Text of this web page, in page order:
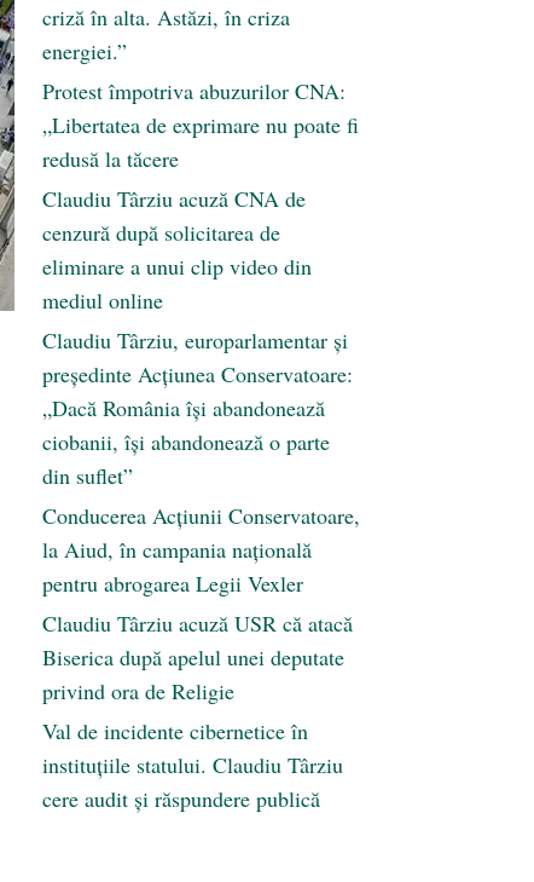
criză în alta. Astăzi, în criza
energiei.”
Protest împotriva abuzurilor CNA:
„Libertatea de exprimare nu poate fi
redusă la tăcere
Claudiu Târziu acuză CNA de
cenzură după solicitarea de
eliminare a unui clip video din
mediul online
Claudiu Târziu, europarlamentar și
președinte Acțiunea Conservatoare:
„Dacă România își abandonează
ciobanii, își abandonează o parte
din suflet”
Conducerea Acțiunii Conservatoare,
la Aiud, în campania națională
pentru abrogarea Legii Vexler
Claudiu Târziu acuză USR că atacă
Biserica după apelul unei deputate
privind ora de Religie
Val de incidente cibernetice în
instituțiile statului. Claudiu Târziu
cere audit și răspundere publică